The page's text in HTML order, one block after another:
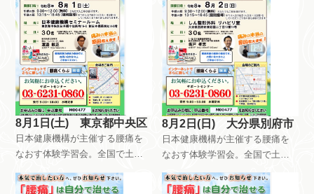
は会員限定で開催しています。
自分で慢性痛を治すためのメン
テナンス方法を指導していま
す。
は会員限定で開催しています。
自分で慢性痛を治すためのメン
テナンス方法を指導していま
す。
8月1日(土) 東京都中央区
日本健康機構が主催する腰痛を
なおす体験学習会。全国で土曜
上開催しています。午前中はだ
8月2日(日) 大分県別府市
日本健康機構が主催する腰痛を
なおす体験学習会。全国で土曜
日日曜日祝日を使って、月8回以
上開催しています。午前中はだ